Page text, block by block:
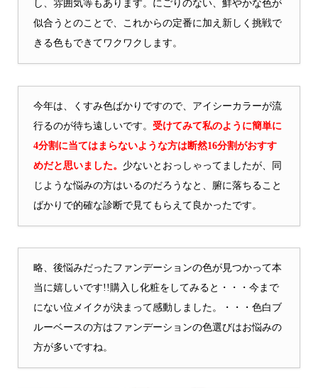
し、雰囲気等もあります。にごりのない、鮮やかな色が
似合うとのことで、これからの定番に加え新しく挑戦で
きる色もできてワクワクします。
今年は、くすみ色ばかりですので、アイシーカラーが流
行るのが待ち遠しいです。 受けてみて私のように簡単に
4分割に当てはまらないような方は断然16分割がおすす
めだと思いました。 少ないとおっしゃってましたが、同
じような悩みの方はいるのだろうなと、腑に落ちること
ばかりで的確な診断で見てもらえて良かったです。
略、後悩みだったファンデーションの色が見つかって本
当に嬉しいです!!購入し化粧をしてみると・・・今まで
にない位メイクが決まって感動しました。・・・色白ブ
ルーベースの方はファンデーションの色選びはお悩みの
方が多いですね。